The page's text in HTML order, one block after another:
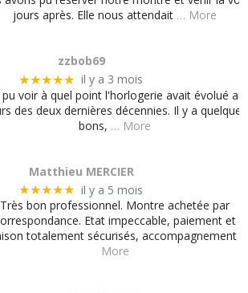
jours après. Elle nous attendait … More
zzbob69
★★★★★ il y a 3 mois
pu voir à quel point l'horlogerie avait évolué au
des deux dernières décennies. Il y a quelques
bons, … More
Matthieu MERCIER
★★★★★ il y a 5 mois
Très bon professionnel. Montre achetée par
Etat impeccable, paiement et
totalement sécurisés, accompagnement
More